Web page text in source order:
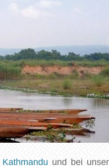
Kathmandu und bei